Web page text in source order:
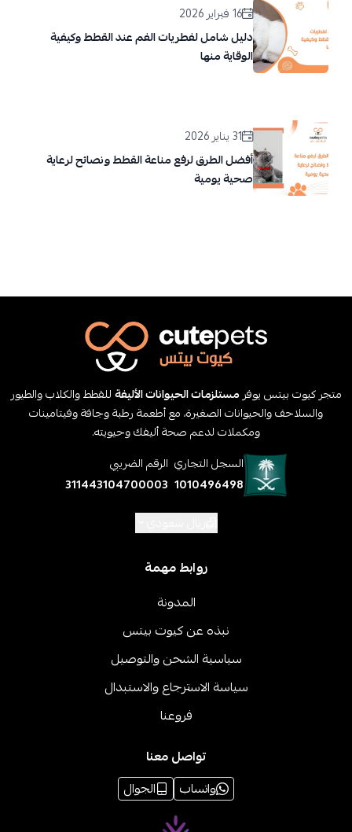
16 فبراير 2026
دليل شامل لفطريات الفم عند القطط وكيفية
الوقاية منها
31 يناير 2026
أفضل الطرق لرفع مناعة القطط ونصائح لرعاية
صحية يومية
متجر كيوت بيتس يوفر مستلزمات الحيوانات الأليفةللقطط والكلاب والطيور
والسلاحف والحيوانات الصغيرة، مع أطعمة رطبة وجافة وفيتامينات
ومكملات لدعم صحة أليفك وحيويته.
السجل التجاري
1010496498
الرقم الضريبي
311443104700003
روابط مهمة
المدونة
نبذه عن كيوت بيتس
سياسية الشحن والتوصيل
سياسة الاسترجاع والاستبدال
فروعنا
تواصل معنا
واتساب
الجوال